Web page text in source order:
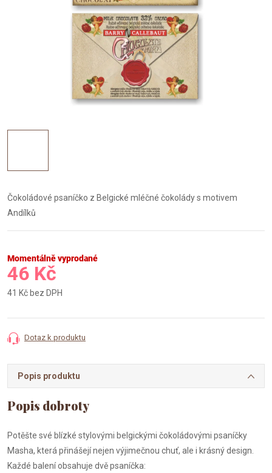
Čokoládové psaníčko z Belgické mléčné čokolády s motivem
Andílků
Momentálně vyprodané
46 Kč
41 Kč bez DPH
cena:
Dotaz k produktu
Popis produktu
Potěšte své blízké stylovými belgickými čokoládovými psaníčky
Masha, která přinášejí nejen výjimečnou chuť, ale i krásný design.
Každé balení obsahuje dvě psaníčka: